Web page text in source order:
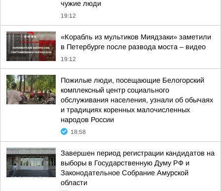
чужие люди
19:12
«Корабль из мультиков Миядзаки» заметили
в Петербурге после развода моста – видео
19:12
Пожилые люди, посещающие Белогорский
комплексный центр социального
обслуживания населения, узнали об обычаях
и традициях коренных малочисленных
народов России
18:58
Завершен период регистрации кандидатов на
выборы в Государственную Думу РФ и
Законодательное Собрание Амурской
области